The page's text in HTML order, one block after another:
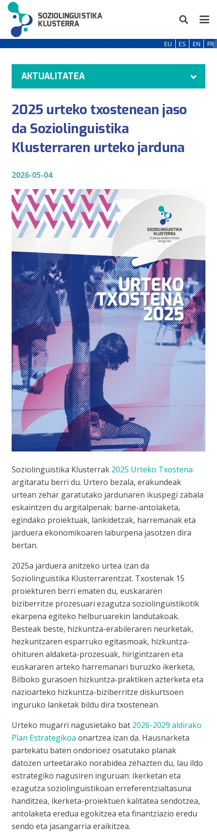
EU ES EN FR
AKTUALITATEA
2025 urteko txostenean jaso
da Soziolinguistika
Klusterraren urteko jarduna
2026-05-04
Soziolinguistika Klusterrak 2025 Urteko Txostena
argitaratu berri du. Urtero bezala, erakundeak
urtean zehar garatutako jardunaren ikuspegi zabala
eskaintzen du argitalpenak: barne-antolaketa,
egindako proiektuak, lankidetzak, harremanak eta
jarduera ekonomikoaren laburpena jasotzen dira
bertan.
2025a jarduera anitzeko urtea izan da
Soziolinguistika Klusterrarentzat. Txostenak 15
proiekturen berri ematen du, euskararen
biziberritze prozesuari ezagutza soziolinguistikotik
ekarpena egiteko helburuarekin landutakoak.
Besteak beste, hizkuntza-erabileraren neurketak,
hezkuntzaren esparruko egitasmoak, hizkuntza-
ohituren aldaketa-prozesuak, hirigintzaren eta
euskararen arteko harremanari buruzko ikerketa,
Bilboko gurasoen hizkuntza-praktiken azterketa eta
nazioarteko hizkuntza-biziberritze diskurtsoen
inguruko lanketak bildu dira txostenean.
Urteko mugarri nagusietako bat 2026-2029 aldirako
Plan Estrategikoa onartzea izan da. Hausnarketa
partekatu baten ondorioez osatutako planak
datozen urteetarako norabidea zehazten du, lau ildo
estrategiko nagusiren inguruan: ikerketan eta
ezagutza soziolinguistikoan erreferentzialtasuna
handitzea, ikerketa-proiektuen kalitatea sendotzea,
antolaketa eredua egokitzea eta finantziazio eredu
sendo eta jasangarria eraikitzea.